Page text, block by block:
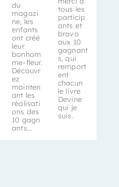
du
magazi
ne, les
enfants
ont créé
leur
bonhom
me-fleur.
Découvr
ez
mainten
ant les
réalisati
ons des
10 gagn
ants…
tous les
particip
ants et
bravo
aux 10
gagnant
s, qui
remport
ent
chacun
le livre
Devine
qui je
suis.